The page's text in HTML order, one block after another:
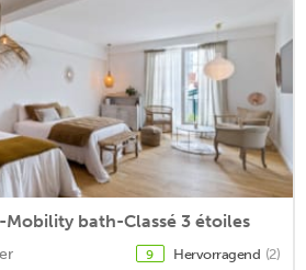
bath-Classé 3 étoiles
9 Hervorragend (2)